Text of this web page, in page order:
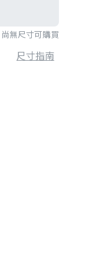
尚無尺寸可購買
尺寸指南